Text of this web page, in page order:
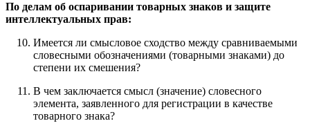
По делам об оспаривании товарных знаков и защите
интеллектуальных прав:
Имеется ли смысловое сходство между сравниваемыми
словесными обозначениями (товарными знаками) до
степени их смешения?
В чем заключается смысл (значение) словесного
элемента, заявленного для регистрации в качестве
товарного знака?